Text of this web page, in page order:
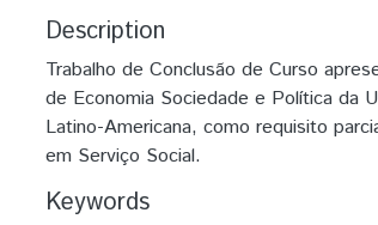
Description
Trabalho de Conclusão de Curso
de Economia Sociedade e Política da
Latino-Americana, como requisito
em Serviço Social.
Keywords